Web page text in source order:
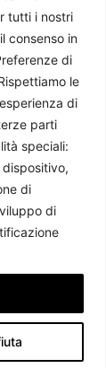
tutti i nostri
consenso in
di
le
di
parti
speciali:
di
di